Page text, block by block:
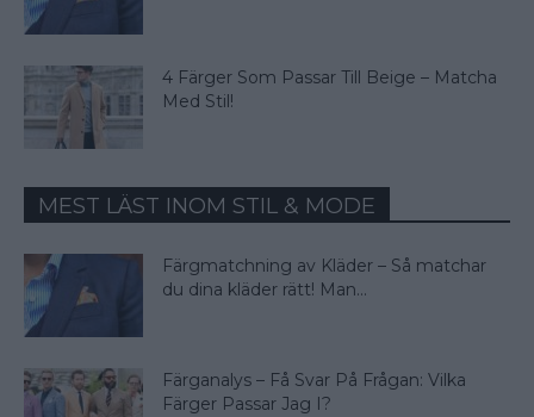
4 Färger Som Passar Till Beige – Matcha
Med Stil!
MEST LÄST INOM STIL & MODE
Färgmatchning av Kläder – Så matchar
du dina kläder rätt! Man...
Färganalys – Få Svar På Frågan: Vilka
Färger Passar Jag I?